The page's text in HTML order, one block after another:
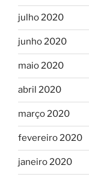
julho 2020
junho 2020
maio 2020
abril 2020
março 2020
fevereiro 2020
janeiro 2020